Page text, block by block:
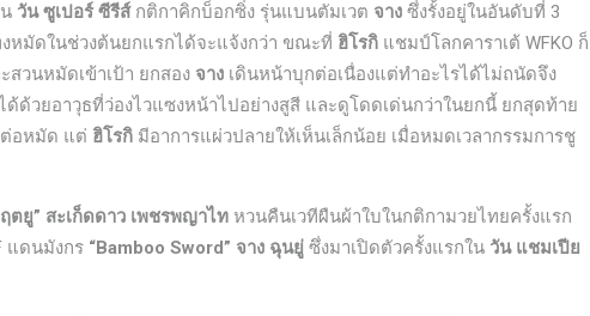
วัน ซูเปอร์ ซีรีส์กติกาคิกบ็อกซิ่ง รุ่นแบนตัมเวต จาง ซึ่งรั้งอยู่ในอันดับที่ 3
หมัดในช่วงต้นยกแรกได้จะแจ้งกว่า ขณะที่ ฮิโรกิ แชมป์โลกคาราเต้ WFKO ก็
สวนหมัดเข้าเป้า ยกสอง จาง เดินหน้าบุกต่อเนื่องแต่ทำอะไรได้ไม่ถนัดจึง
ด้ด้วยอาวุธที่ว่องไวแซงหน้าไปอย่างสูสี และดูโดดเด่นกว่าในยกนี้ ยกสุดท้าย
ต่อหมัด แต่ ฮิโรกิ มีอาการแผ่วปลายให้เห็นเล็กน้อย เมื่อหมดเวลากรรมการชู
ตยู” สะเก็ดดาว เพชรพญาไท หวนคืนเวทีผืนผ้าใบในกติกามวยไทยครั้งแรก
แดนมังกร “Bamboo Sword” จาง ฉุนยู่ ซึ่งมาเปิดตัวครั้งแรกใน วัน แชมเปีย